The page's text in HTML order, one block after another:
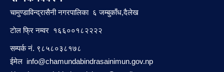
चामुण्डाविन्द्रासैनी नगरपालिका ६ जम्बुकाँध,दैलेख
टाेल फ्रि नम्वर १६६००१८२२२२
सम्पर्क नं. ९८५८०३८१७८
ईमेल info@chamundabindrasainimun.gov.np